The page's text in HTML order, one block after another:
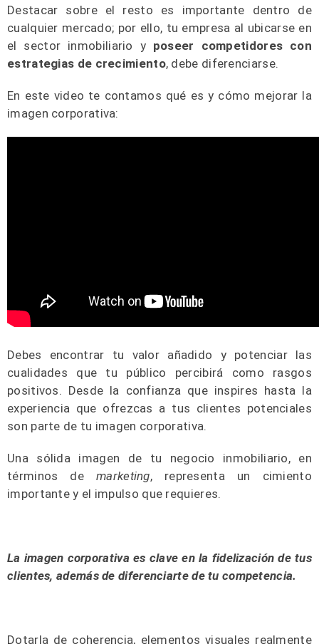
Destacar sobre el resto es importante dentro de
cualquier mercado; por ello, tu empresa al ubicarse en
el sector inmobiliario y poseer competidores con
estrategias de crecimiento, debe diferenciarse.
En este video te contamos qué es y cómo mejorar la
imagen corporativa:
Debes encontrar tu valor añadido y potenciar las
cualidades que tu público percibirá como rasgos
positivos. Desde la confianza que inspires hasta la
experiencia que ofrezcas a tus clientes potenciales
son parte de tu imagen corporativa.
Una sólida imagen de tu negocio inmobiliario, en
términos de marketing, representa un cimiento
importante y el impulso que requieres.
La imagen corporativa es clave en la fidelización de tus
clientes, además de diferenciarte de tu competencia.
Dotarla de coherencia, elementos visuales realmente